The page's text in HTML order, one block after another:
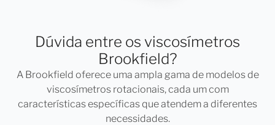
Repetibilidade 0,2%
5HB
Velocidades
0,1 a 200 RPM (740 velocidades
disponíveis)
Tempo para parada, temperatura, torque;
Dúvida entre os viscosímetros
Brookfield?
A Brookfield oferece uma ampla gama de modelos de
viscosímetros rotacionais, cada um com
características específicas que atendem a diferentes
necessidades.